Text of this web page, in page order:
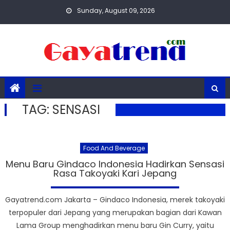
Sunday, August 09, 2026
TAG: SENSASI
Food And Beverage
Menu Baru Gindaco Indonesia Hadirkan Sensasi
Rasa Takoyaki Kari Jepang
Gayatrend.com Jakarta – Gindaco Indonesia, merek takoyaki
terpopuler dari Jepang yang merupakan bagian dari Kawan
Lama Group menghadirkan menu baru Gin Curry, yaitu